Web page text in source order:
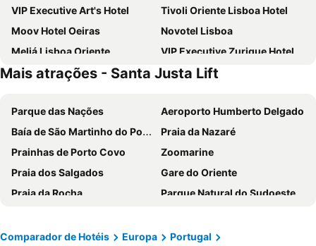
VIP Executive Art's Hotel
Tivoli Oriente Lisboa Hotel
Moov Hotel Oeiras
Novotel Lisboa
Meliá Lisboa Oriente
VIP Executive Zurique Hotel
TRYP by Wyndham Lisboa Caparica Mar
Holiday Inn Express Lisbon - Alfragide by IHG
Selina Secret Garden Lisbon
Residencial Jardim Da Amadora
Evidencia Belverde Atitude Hotel
Holiday Inn Express Lisbon - Oeiras By Ihg
ibis Lisboa Parque das Naçoes
ibis Lisboa Jose Malhoa
Eurostars Universal Lisboa
Stay Hotel Lisboa Aeroporto
MS Aparthotel
Universo Romantico
ibis Lisboa Alfragide
VIP Grand Lisboa Hotel & SPA
Mais atrações - Santa Justa Lift
Parque das Nações
Aeroporto Humberto Delgado
Baía de São Martinho do Porto
Praia da Nazaré
Prainhas de Porto Covo
Zoomarine
Praia dos Salgados
Gare do Oriente
Praia da Rocha
Parque Natural do Sudoeste Alentejano e Costa Vicentina
Melides
Baleal
Comparador de Hotéis Europa
Portugal